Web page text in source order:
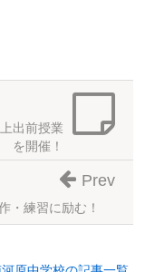
出前授業
を開催！
・練習に励む！
Prev